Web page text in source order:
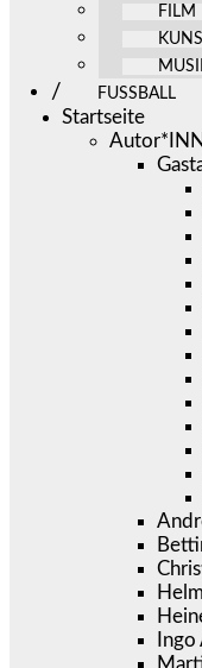
FILM
FUSSBALL
Startseite